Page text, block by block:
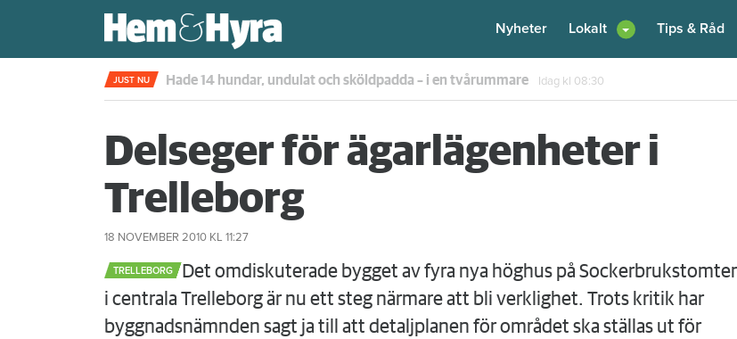
Nyheter Lokalt Tips & Råd
JUST NU Kompisdealen blev verklighet – 40 år senare: "Flera fina fördelar med att dela bostad"
Delseger för ägarlägenheter i
Trelleborg
18 NOVEMBER 2010 KL 11:27
TRELLEBORG
​Det omdiskuterade bygget av fyra nya höghus på
i centrala Trelleborg är nu ett steg närmare att bli verklighet. Trots kritik har
byggnadsnämnden sagt ja till att detaljplanen för området ska ställas ut för